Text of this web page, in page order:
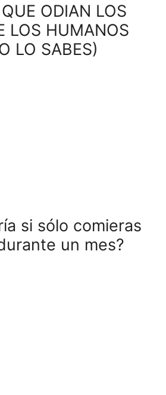
ODIAN LOS
LOS HUMANOS
LO SABES)
si sólo comieras
un mes?